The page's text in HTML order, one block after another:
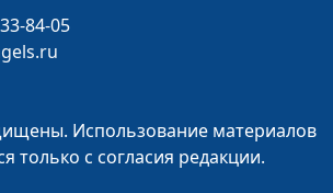
Коваженкова, Ярослав
Ольга Аванесова,
психолог-тренер,
#245
84-05
Использование материалов
только с согласия редакции.